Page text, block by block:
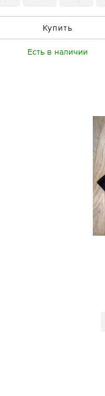
Купить
Есть в наличии